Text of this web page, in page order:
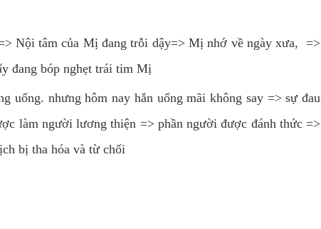
Nội tâm của Mị đang trỗi dậy=> Mị nhớ về ngày xưa, =>
đang bóp nghẹt trái tim Mị
uống. nhưng hôm nay hắn uống mãi không say => sự đau
làm người lương thiện => phần người được đánh thức =>
bị tha hóa và từ chối